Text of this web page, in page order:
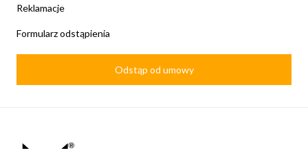
Reklamacje
Formularz odstąpienia
Odstąp od umowy